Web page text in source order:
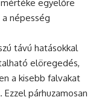
egyelőre
népesség
távú hatásokkal
elöregedés,
a kisebb falvakat
párhuzamosan